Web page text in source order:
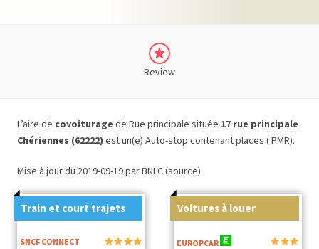
Review
L’aire de covoiturage de Rue principale située 17 rue principale
Chériennes (62222) est un(e) Auto-stop contenant places ( PMR).
Mise à jour du 2019-09-19 par BNLC (source)
Train et court trajets
SNCF CONNECT
Voitures à louer
EUROPCAR